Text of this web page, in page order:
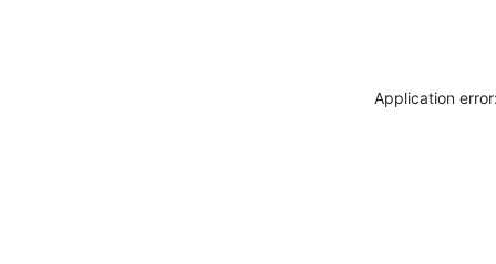
Application